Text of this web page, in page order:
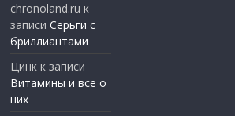
chronoland.ru к
записиСерьги с
бриллиантами
Цинк к записи
Витамины и все о
них